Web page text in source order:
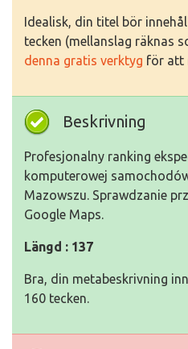
Idealisk, din titel bör
tecken (mellanslag räknas
denna gratis verktyg för att
Beskrivning
Profesjonalny ranking
komputerowej
Mazowszu. Sprawdzanie
Google Maps.
Längd : 137
Bra, din metabeskrivning
160 tecken.